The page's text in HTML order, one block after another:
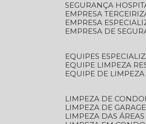
SEGURANÇA
EMPRESA
EMPRESA
EMPRESA DE
EQUIPES
EQUIPE LIMPEZA
EQUIPE DE
LIMPEZA DE
LIMPEZA DE
LIMPEZA DAS